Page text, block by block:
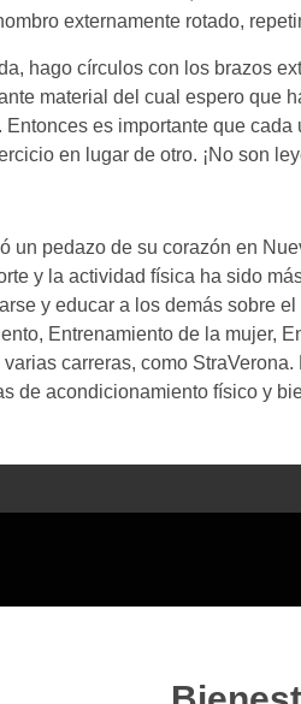
externamente rotado,
hago círculos con los brazos
material del cual espero
es importante que
en lugar de otro. ¡No son
un pedazo de su corazón en
y la actividad física ha sido
y educar a los demás sobre
Entrenamiento de la mujer,
carreras, como
de acondicionamiento físico y